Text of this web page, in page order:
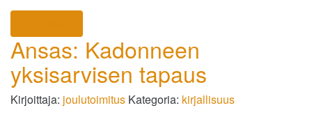
Ansas: Kadonneen
yksisarvisen tapaus
Kirjoittaja: joulutoimitus Kategoria: kirjallisuus